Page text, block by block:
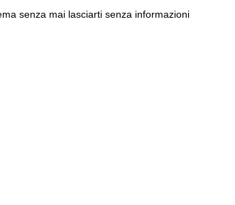
senza mai lasciarti senza informazioni